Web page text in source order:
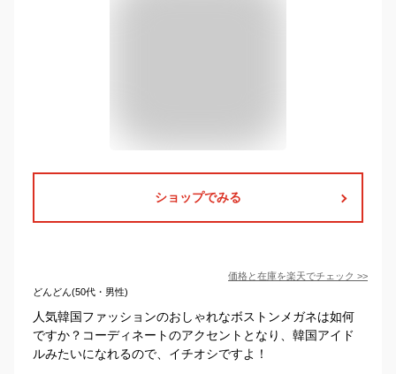
ショップでみる
価格と在庫を楽天でチェック >>
どんどん(50代・男性)
人気韓国ファッションのおしゃれなボストンメガネは如何
ですか？コーディネートのアクセントとなり、韓国アイド
ルみたいになれるので、イチオシですよ！